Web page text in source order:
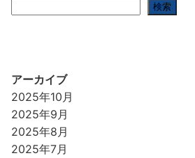
検索
アーカイブ
2025年10月
2025年9月
2025年8月
2025年7月